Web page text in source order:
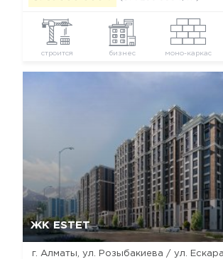
строится бизнес моно-каркас
ЖК ESTET
Да, удалить Отмена